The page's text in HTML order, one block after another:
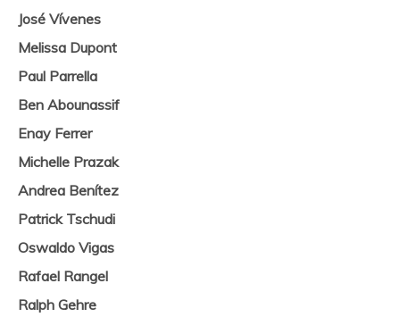
José Vívenes
Melissa Dupont
Paul Parrella
Ben Abounassif
Enay Ferrer
Michelle Prazak
Andrea Benítez
Patrick Tschudi
Oswaldo Vigas
Rafael Rangel
Ralph Gehre